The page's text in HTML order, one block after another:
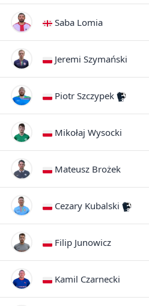
Saba Lomia
Jeremi Szymański
Piotr Szczypek
Mikołaj Wysocki
Mateusz Brożek
Cezary Kubalski
Filip Junowicz
Kamil Czarnecki